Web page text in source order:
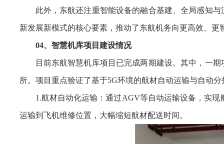
此外，东航还注重智能设备的融合基建、全局感知
新发展新模式的核心要素，推动了东航机务向更高效、更
04、智慧机库项目建设情况
目前东航智慧机库项目已完成两期建设。其中，一
所。项目重点验证了基于5G环境的航材自动运输与自动
1.航材自动化运输：通过AGV等自动运输设备，实
运输到飞机维修位置，大幅缩短航材配送时间。